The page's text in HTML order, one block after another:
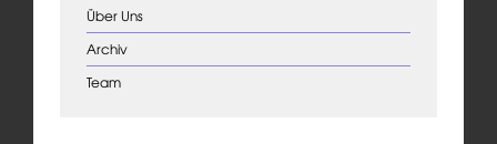
Über Uns
Archiv
Team